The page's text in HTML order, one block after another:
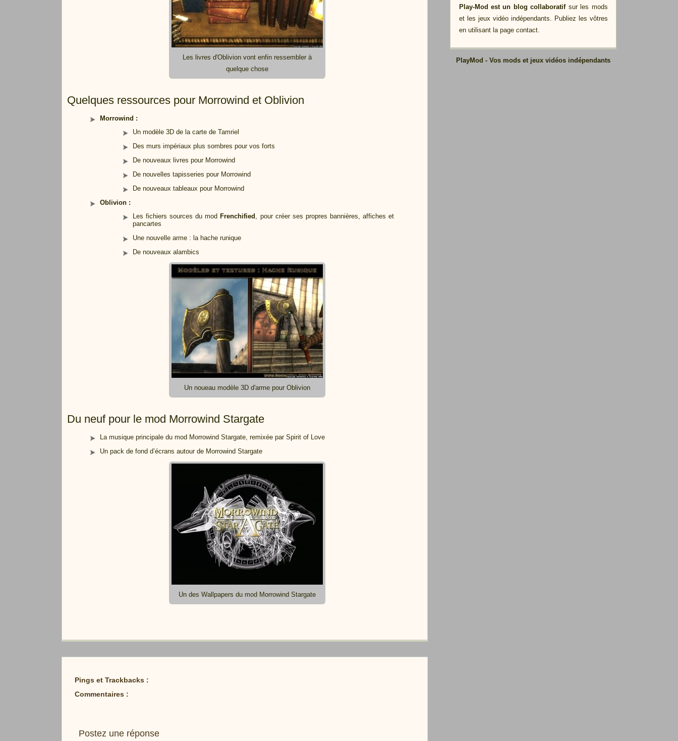
Les livres d'Oblivion vont enfin ressembler à
quelque chose
Quelques ressources pour Morrowind et Oblivion
Morrowind :
Un modèle 3D de la carte de Tamriel
Des murs impériaux plus sombres pour vos forts
De nouveaux livres pour Morrowind
De nouvelles tapisseries pour Morrowind
De nouveaux tableaux pour Morrowind
Oblivion :
Les fichiers sources du mod Frenchified , pour créer ses propres bannières, affiches et
pancartes
Une nouvelle arme : la hache runique
De nouveaux alambics
Un noueau modèle 3D d'arme pour Oblivion
Du neuf pour le mod Morrowind Stargate
La musique principale du mod Morrowind Stargate, remixée par Spirit of Love
Un pack de fond d’écrans autour de Morrowind Stargate
Un des Wallpapers du mod Morrowind Stargate
Pings et Trackbacks :
Commentaires :
Postez une réponse
Play-Mod est un blog collaboratifsur les mods
et les jeux vidéo indépendants. Publiez les vôtres
en utilisant la page contact.
PlayMod - Vos mods et jeux vidéos indépendants